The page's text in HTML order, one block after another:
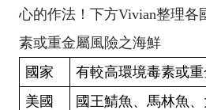
心的作法！下方Vivian整理各
素或重金屬風險之海鮮
國家
有較高環境毒素或
美國
國王鯖魚、馬林魚